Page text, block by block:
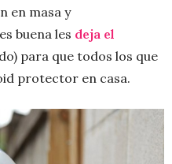
en masa y
buena les deja el
para que todos los que
protector en casa.